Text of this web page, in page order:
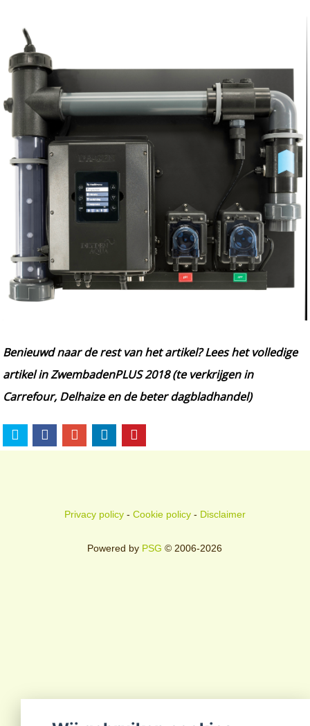
Benieuwd naar de rest van het artikel? Lees het volledige
artikel in ZwembadenPLUS 2018 (te verkrijgen in
Carrefour, Delhaize en de beter dagbladhandel)
Privacy policy- Cookie policy- Disclaimer
Powered by PSG © 2006-2026